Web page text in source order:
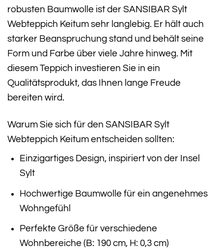
robusten Baumwolle ist der SANSIBAR Sylt
Webteppich Keitum sehr langlebig. Er hält auch
starker Beanspruchung stand und behält seine
Form und Farbe über viele Jahre hinweg. Mit
diesem Teppich investieren Sie in ein
Qualitätsprodukt, das Ihnen lange Freude
bereiten wird.
Warum Sie sich für den SANSIBAR Sylt
Webteppich Keitum entscheiden sollten:
Einzigartiges Design, inspiriert von der Insel
Sylt
Hochwertige Baumwolle für ein angenehmes
Wohngefühl
Perfekte Größe für verschiedene
Wohnbereiche (B: 190 cm, H: 0,3 cm)